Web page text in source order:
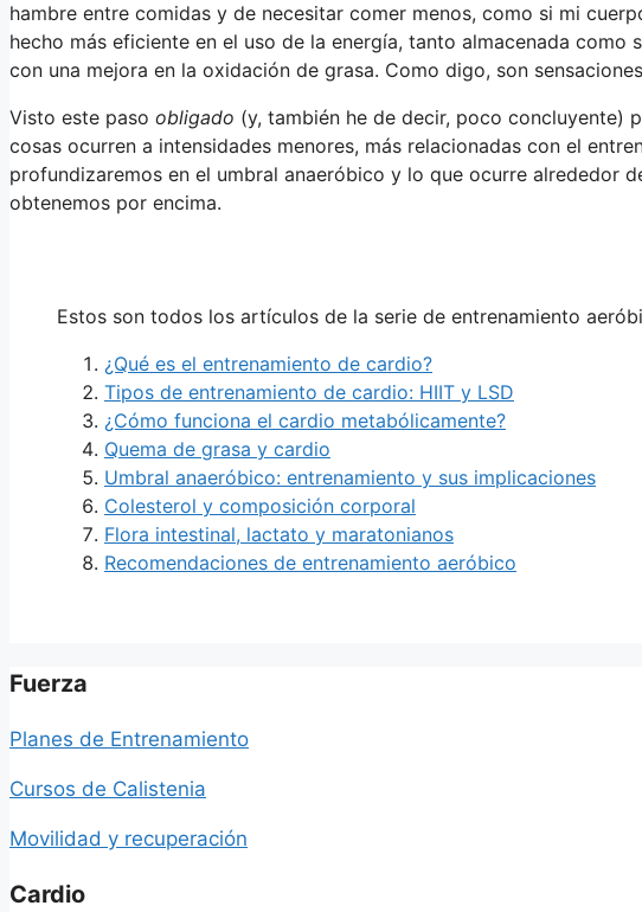
hambre entre comidas y de necesitar comer menos, como si mi
hecho más eficiente en el uso de la energía, tanto almacenada
con una mejora en la oxidación de grasa. Como digo, son
Visto este paso obligado (y, también he de decir, poco concluyente)
cosas ocurren a intensidades menores, más relacionadas con el
profundizaremos en el umbral anaeróbico y lo que ocurre alrededor
obtenemos por encima.
Estos son todos los artículos de la serie de entrenamiento
¿Qué es el entrenamiento de cardio?
Tipos de entrenamiento de cardio: HIIT y LSD
¿Cómo funciona el cardio metabólicamente?
Quema de grasa y cardio
Umbral anaeróbico: entrenamiento y sus implicaciones
Colesterol y composición corporal
Flora intestinal, lactato y maratonianos
Recomendaciones de entrenamiento aeróbico
Fuerza
Planes de Entrenamiento
Cursos de Calistenia
Movilidad y recuperación
Cardio